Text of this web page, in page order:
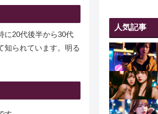
に20代後半から30代
知られています。明る
人気記事